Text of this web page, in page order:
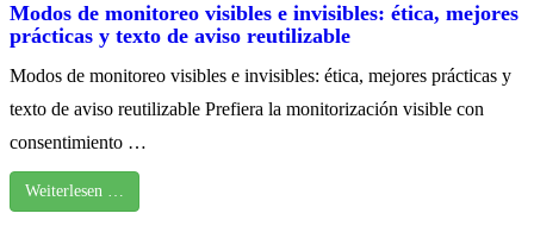
Modos de monitoreo visibles e invisibles: ética, mejores
prácticas y texto de aviso reutilizable
Modos de monitoreo visibles e invisibles: ética, mejores prácticas y
texto de aviso reutilizable Prefiera la monitorización visible con
consentimiento …
Weiterlesen …